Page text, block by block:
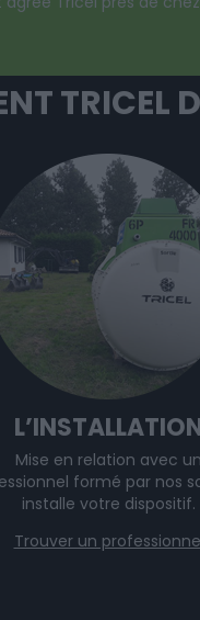
TRICEL
Mise en relation avec un
formé par nos
installe votre dispositif.
Trouver un